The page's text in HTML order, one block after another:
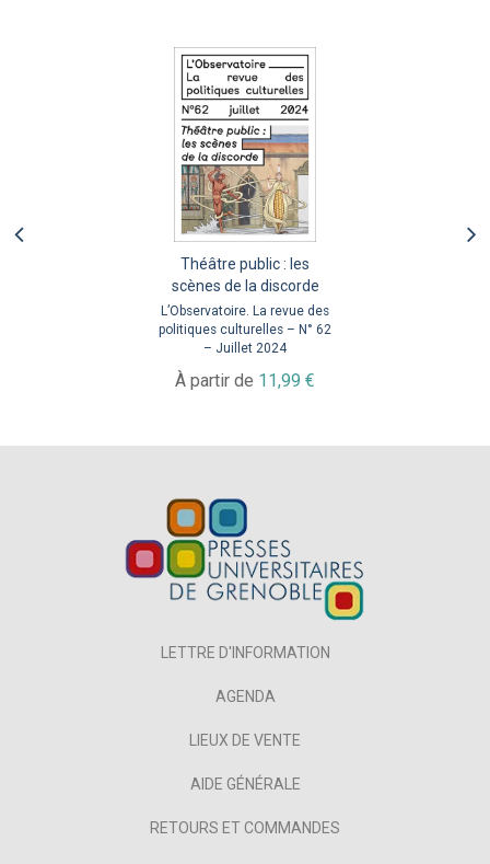
Théâtre public : les
scènes de la discorde
L’Observatoire. La revue des
politiques culturelles – N° 62
– Juillet 2024
À partir de 11,99 €
LETTRE D'INFORMATION
AGENDA
LIEUX DE VENTE
AIDE GÉNÉRALE
RETOURS ET COMMANDES